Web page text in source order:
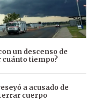
un descenso de
cuánto tiempo?
a acusado de
cuerpo